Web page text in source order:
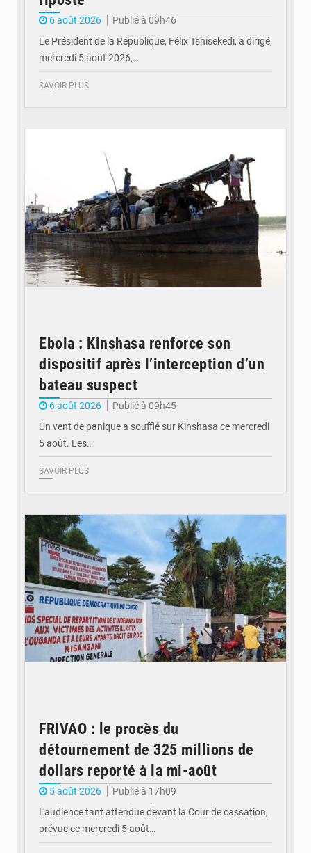
6 août 2026
Publié à 09h46
Le Président de la République, Félix Tshisekedi, a dirigé,
mercredi 5 août 2026,…
SAVOIR PLUS
Ebola : Kinshasa renforce son
dispositif après l’interception d’un
bateau suspect
6 août 2026
Publié à 09h45
Un vent de panique a soufflé sur Kinshasa ce mercredi
5 août. Les…
SAVOIR PLUS
FRIVAO : le procès du
détournement de 325 millions de
dollars reporté à la mi-août
5 août 2026
Publié à 17h09
L'audience tant attendue devant la Cour de cassation,
prévue ce mercredi 5 août…